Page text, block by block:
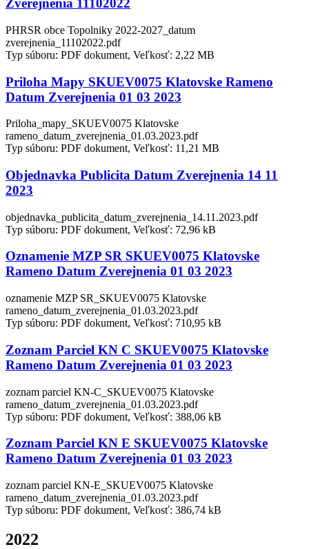
Zverejnenia 11102022
PHRSR obce Topolniky 2022-2027_datum
zverejnenia_11102022.pdf
Typ súboru: PDF dokument, Veľkosť: 2,22 MB
Priloha Mapy SKUEV0075 Klatovske Rameno
Datum Zverejnenia 01 03 2023
Priloha_mapy_SKUEV0075 Klatovske
rameno_datum_zverejnenia_01.03.2023.pdf
Typ súboru: PDF dokument, Veľkosť: 11,21 MB
Objednavka Publicita Datum Zverejnenia 14 11
2023
objednavka_publicita_datum_zverejnenia_14.11.2023.pdf
Typ súboru: PDF dokument, Veľkosť: 72,96 kB
Oznamenie MZP SR SKUEV0075 Klatovske
Rameno Datum Zverejnenia 01 03 2023
oznamenie MZP SR_SKUEV0075 Klatovske
rameno_datum_zverejnenia_01.03.2023.pdf
Typ súboru: PDF dokument, Veľkosť: 710,95 kB
Zoznam Parciel KN C SKUEV0075 Klatovske
Rameno Datum Zverejnenia 01 03 2023
zoznam parciel KN-C_SKUEV0075 Klatovske
rameno_datum_zverejnenia_01.03.2023.pdf
Typ súboru: PDF dokument, Veľkosť: 388,06 kB
Zoznam Parciel KN E SKUEV0075 Klatovske
Rameno Datum Zverejnenia 01 03 2023
zoznam parciel KN-E_SKUEV0075 Klatovske
rameno_datum_zverejnenia_01.03.2023.pdf
Typ súboru: PDF dokument, Veľkosť: 386,74 kB
2022